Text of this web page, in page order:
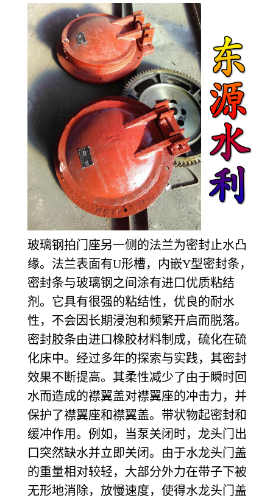
玻璃钢拍门座另一侧的法兰为密封止水凸
缘。法兰表面有U形槽，内嵌Y型密封条，
密封条与玻璃钢之间涂有进口优质粘结
剂。它具有很强的粘结性，优良的耐水
性，不会因长期浸泡和频繁开启而脱落。
密封胶条由进口橡胶材料制成，硫化在硫
化床中。经过多年的探索与实践，其密封
效果不断提高。其柔性减少了由于瞬时回
水而造成的襟翼盖对襟翼座的冲击力，并
保护了襟翼座和襟翼盖。带状物起密封和
缓冲作用。例如，当泵关闭时，龙头门出
口突然缺水并立即关闭。由于水龙头门盖
的重量相对较轻，大部分外力在带子下被
无形地消除，放慢速度，使得水龙头门盖